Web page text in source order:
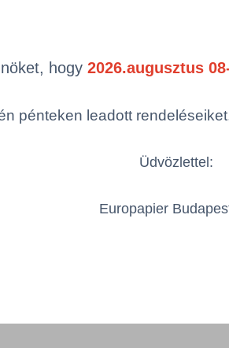
hogy 2026.augusztus
pénteken leadott
Üdvözlettel:
Europapier